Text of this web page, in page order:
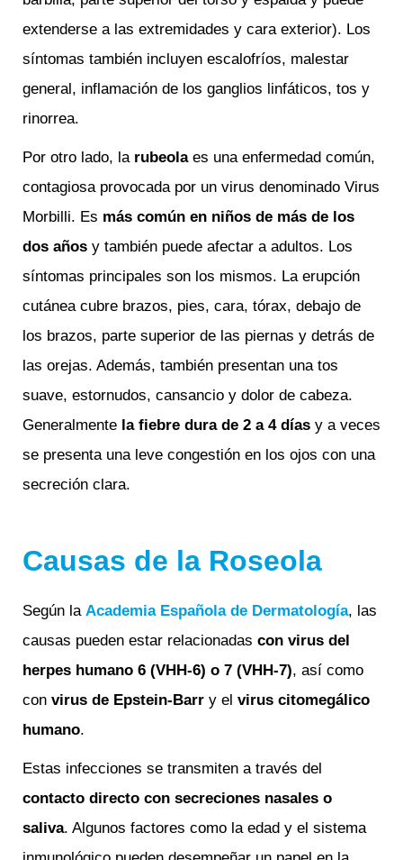
extenderse a las extremidades y cara exterior). Los
síntomas también incluyen escalofríos, malestar
general, inflamación de los ganglios linfáticos, tos y
rinorrea.
Por otro lado, la rubeolaes una enfermedad común,
contagiosa provocada por un virus denominado Virus
Morbilli. Es más común en niños de más de los
dos años y también puede afectar a adultos. Los
síntomas principales son los mismos. La erupción
cutánea cubre brazos, pies, cara, tórax, debajo de
los brazos, parte superior de las piernas y detrás de
las orejas. Además, también presentan una tos
suave, estornudos, cansancio y dolor de cabeza.
Generalmente lafiebre dura de 2 a 4 días y a veces
se presenta una leve congestión en los ojos con una
secreción clara.
Causas de la Roseola
Según la Academia Española de Dermatología, las
causas pueden estar relacionadas con virus del
herpes humano 6 (VHH-6) o 7 (VHH-7), así como
con virus de Epstein-Barr y el virus citomegálico
humano.
Estas infecciones se transmiten a través del
contacto directo con secreciones nasales o
saliva. Algunos factores como la edad y el sistema